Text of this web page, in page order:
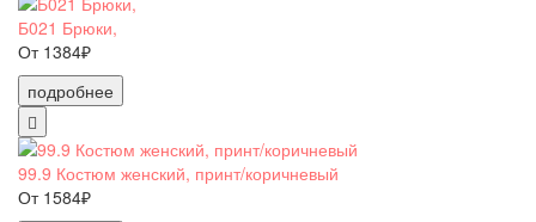
Б021 Брюки,
От 1384₽
подробнее
99.9 Костюм женский, принт/коричневый
От 1584₽